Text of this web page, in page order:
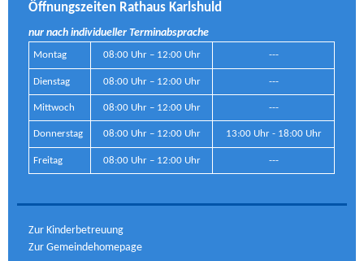
Öffnungszeiten Rathaus Karlshuld
nur nach individueller Terminabsprache
Montag 08:00 Uhr – 12:00 Uhr ---
Dienstag 08:00 Uhr – 12:00 Uhr ---
Mittwoch 08:00 Uhr – 12:00 Uhr ---
Donnerstag 08:00 Uhr – 12:00 Uhr 13:00 Uhr - 18:00 Uhr
Freitag 08:00 Uhr – 12:00 Uhr ---
Zur Kinderbetreuung
Zur Gemeindehomepage